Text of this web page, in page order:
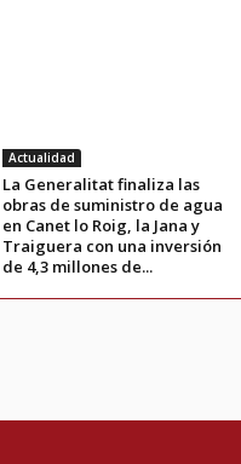
Actualidad
La Generalitat finaliza las
obras de suministro de agua
en Canet lo Roig, la Jana y
Traiguera con una inversión
de 4,3 millones de...